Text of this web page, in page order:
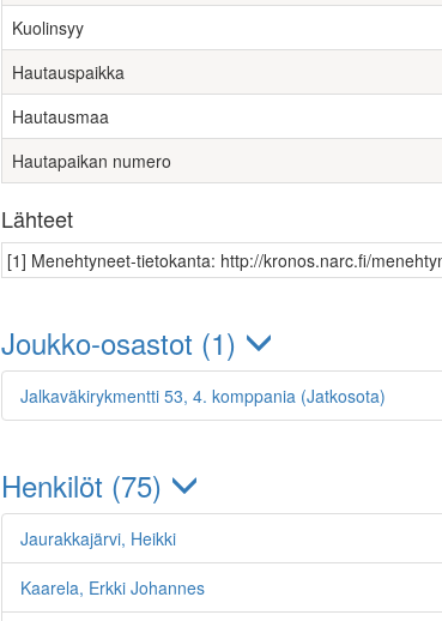
Kuolinsyy
Hautauspaikka
Hautausmaa
Hautapaikan numero
Lähteet
[1] Menehtyneet-tietokanta: http://kronos.narc.fi/
Joukko-osastot (1)
Jalkaväkirykmentti 53, 4. komppania (Jatkosota)
Henkilöt (75)
Jaurakkajärvi, Heikki
Kaarela, Erkki Johannes